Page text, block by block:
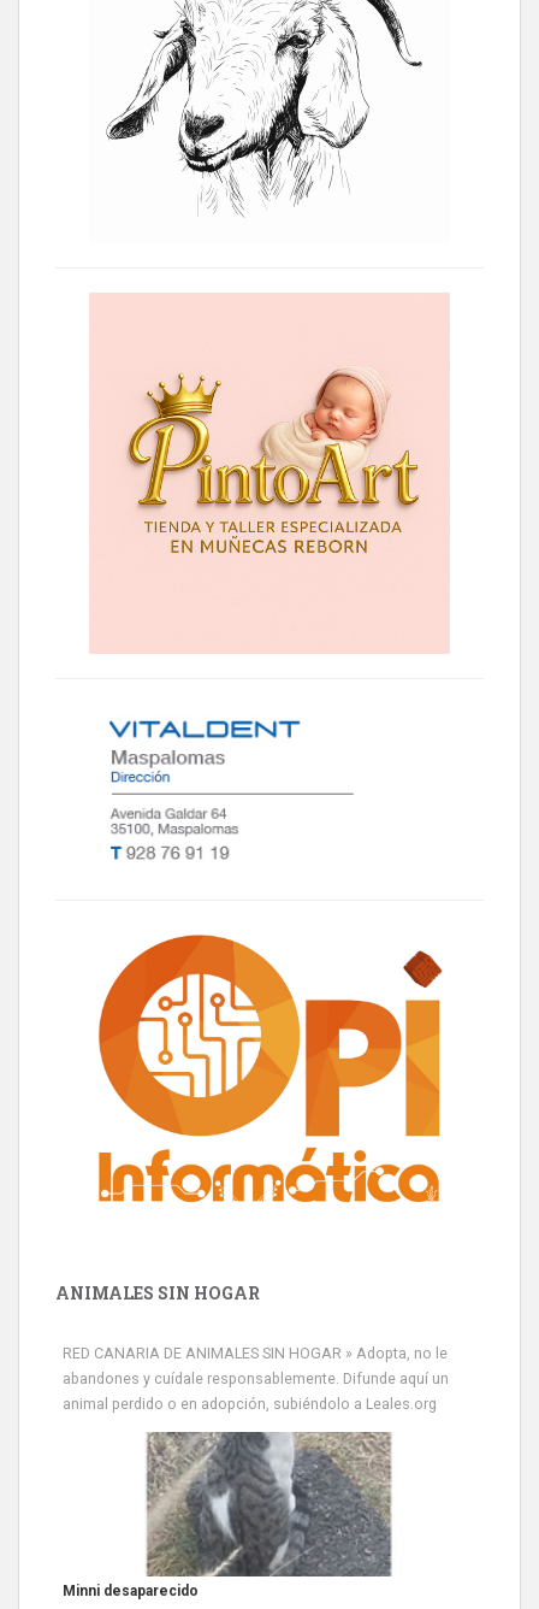
ANIMALES SIN HOGAR
RED CANARIA DE ANIMALES SIN HOGAR » Adopta, no le
abandones y cuídale responsablemente. Difunde aquí un
animal perdido o en adopción, subiéndolo a Leales.org
Minni desaparecido